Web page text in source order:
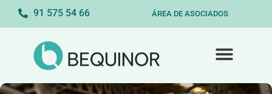
91 575 54 66 ÁREA DE ASOCIADOS